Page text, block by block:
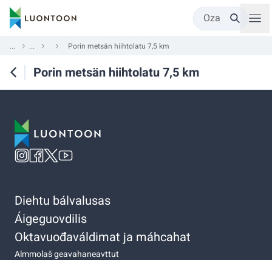
Oza
... ... Porin metsän hiihtolatu 7,5 km
Porin metsän hiihtolatu 7,5 km
Diehtu bálvalusas
Áigeguovdilis
Oktavuođaváldimat ja máhcahat
Almmolaš geavahaneavttut